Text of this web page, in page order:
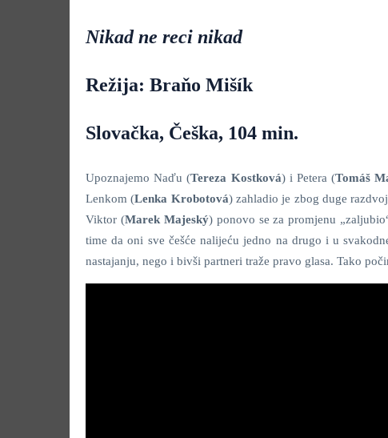
Nikad ne reci nikad
Režija: Braňo Mišík
Slovačka, Češka, 104 min.
Upoznajemo Naďu (Tereza Kostková) i Petera (Tomáš
Lenkom (Lenka Krobotová) zahladio je zbog duge
Viktor (Marek Majeský) ponovo se za promjenu
time da oni sve češće nalijeću jedno na drugo i u
nastajanju, nego i bivši partneri traže pravo glasa. Tako